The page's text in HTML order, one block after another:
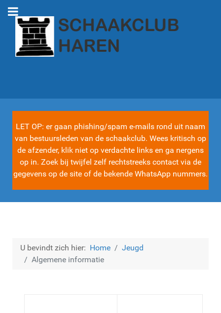
LET OP: er gaan phishing/spam e-mails rond uit naam
van bestuursleden van de schaakclub. Wees kritisch op
de afzender, klik niet op verdachte links en ga nergens
op in. Zoek bij twijfel zelf rechtstreeks contact via de
gegevens op de site of de bekende WhatsApp nummers.
U bevindt zich hier: Home
Jeugd
Algemene informatie